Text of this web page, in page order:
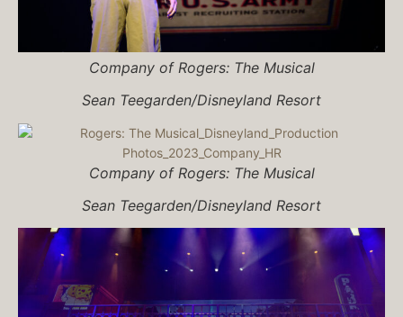
Company of Rogers: The Musical
Sean Teegarden/Disneyland Resort
Company of Rogers: The Musical
Sean Teegarden/Disneyland Resort